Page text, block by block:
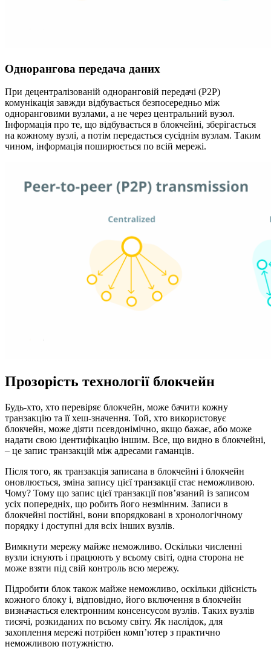
Однорангова передача даних
При децентралізованій одноранговій передачі (P2P)
комунікація завжди відбувається безпосередньо між
одноранговими вузлами, а не через центральний вузол.
Інформація про те, що відбувається в блокчейні, зберігається
на кожному вузлі, а потім передається сусіднім вузлам. Таким
чином, інформація поширюється по всій мережі.
Прозорість технології блокчейн
Будь-хто, хто перевіряє блокчейн, може бачити кожну
транзакцію та її хеш-значення. Той, хто використовує
блокчейн, може діяти псевдонімічно, якщо бажає, або може
надати свою ідентифікацію іншим. Все, що видно в блокчейні,
– це запис транзакцій між адресами гаманців.
Після того, як транзакція записана в блокчейні і блокчейн
оновлюється, зміна запису цієї транзакції стає неможливою.
Чому? Тому що запис цієї транзакції пов’язаний із записом
усіх попередніх, що робить його незмінним. Записи в
блокчейні постійні, вони впорядковані в хронологічному
порядку і доступні для всіх інших вузлів.
Вимкнути мережу майже неможливо. Оскільки численні
вузли існують і працюють у всьому світі, одна сторона не
може взяти під свій контроль всю мережу.
Підробити блок також майже неможливо, оскільки дійсність
кожного блоку і, відповідно, його включення в блокчейн
визначається електронним консенсусом вузлів. Таких вузлів
тисячі, розкиданих по всьому світу. Як наслідок, для
захоплення мережі потрібен комп’ютер з практично
неможливою потужністю.